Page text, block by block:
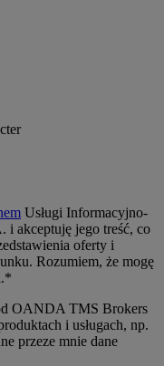
Usługi Informacyjno-
akceptuję jego treść, co
oferty i
Rozumiem, że mogę
OANDA TMS Brokers
i usługach, np.
przeze mnie dane